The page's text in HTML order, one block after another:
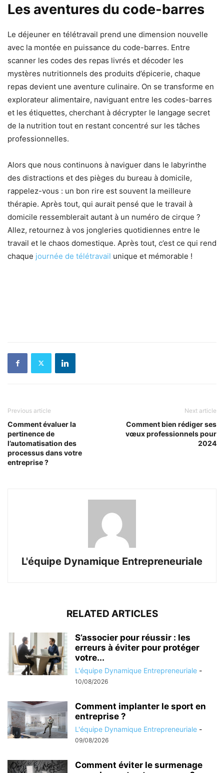
Les aventures du code-barres
Le déjeuner en télétravail prend une dimension nouvelle
avec la montée en puissance du code-barres. Entre
scanner les codes des repas livrés et décoder les
mystères nutritionnels des produits d’épicerie, chaque
repas devient une aventure culinaire. On se transforme en
explorateur alimentaire, naviguant entre les codes-barres
et les étiquettes, cherchant à décrypter le langage secret
de la nutrition tout en restant concentré sur les tâches
professionnelles.
Alors que nous continuons à naviguer dans le labyrinthe
des distractions et des pièges du bureau à domicile,
rappelez-vous : un bon rire est souvent la meilleure
thérapie. Après tout, qui aurait pensé que le travail à
domicile ressemblerait autant à un numéro de cirque ?
Allez, retournez à vos jongleries quotidiennes entre le
travail et le chaos domestique. Après tout, c’est ce qui rend
chaque journée de télétravail unique et mémorable !
Previous article
Comment évaluer la
pertinence de
l’automatisation des
processus dans votre
entreprise ?
Next article
Comment bien rédiger ses
vœux professionnels pour
2024
L'équipe Dynamique Entrepreneuriale
RELATED ARTICLES
S’associer pour réussir : les
erreurs à éviter pour protéger
votre...
L'équipe Dynamique Entrepreneuriale -
10/08/2026
Comment implanter le sport en
entreprise ?
L'équipe Dynamique Entrepreneuriale -
09/08/2026
Comment éviter le surmenage